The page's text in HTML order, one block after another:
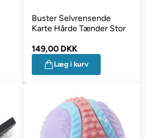
Buster Selvrensende
Karte Hårde Tænder Stor
149,00 DKK
Læg i kurv